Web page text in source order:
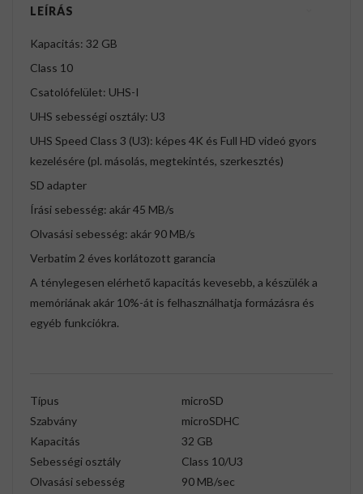
LEÍRÁS
Kapacitás: 32 GB
Class 10
Csatolófelület: UHS-I
UHS sebességi osztály: U3
UHS Speed Class 3 (U3): képes 4K és Full HD videó gyors
kezelésére (pl. másolás, megtekintés, szerkesztés)
SD adapter
Írási sebesség: akár 45 MB/s
Olvasási sebesség: akár 90 MB/s
Verbatim 2 éves korlátozott garancia
A ténylegesen elérhető kapacitás kevesebb, a készülék a
memóriának akár 10%-át is felhasználhatja formázásra és
egyéb funkciókra.
Típus
microSD
Szabvány
microSDHC
Kapacitás
32 GB
Sebességi osztály
Class 10/U3
Olvasási sebesség
90 MB/sec